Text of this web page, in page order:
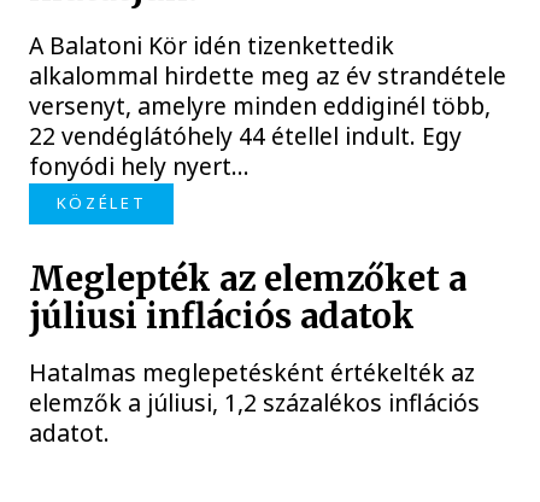
A Balatoni Kör idén tizenkettedik
alkalommal hirdette meg az év strandétele
versenyt, amelyre minden eddiginél több,
22 vendéglátóhely 44 étellel indult. Egy
fonyódi hely nyert...
KÖZÉLET
Meglepték az elemzőket a
júliusi inflációs adatok
Hatalmas meglepetésként értékelték az
elemzők a júliusi, 1,2 százalékos inflációs
adatot.